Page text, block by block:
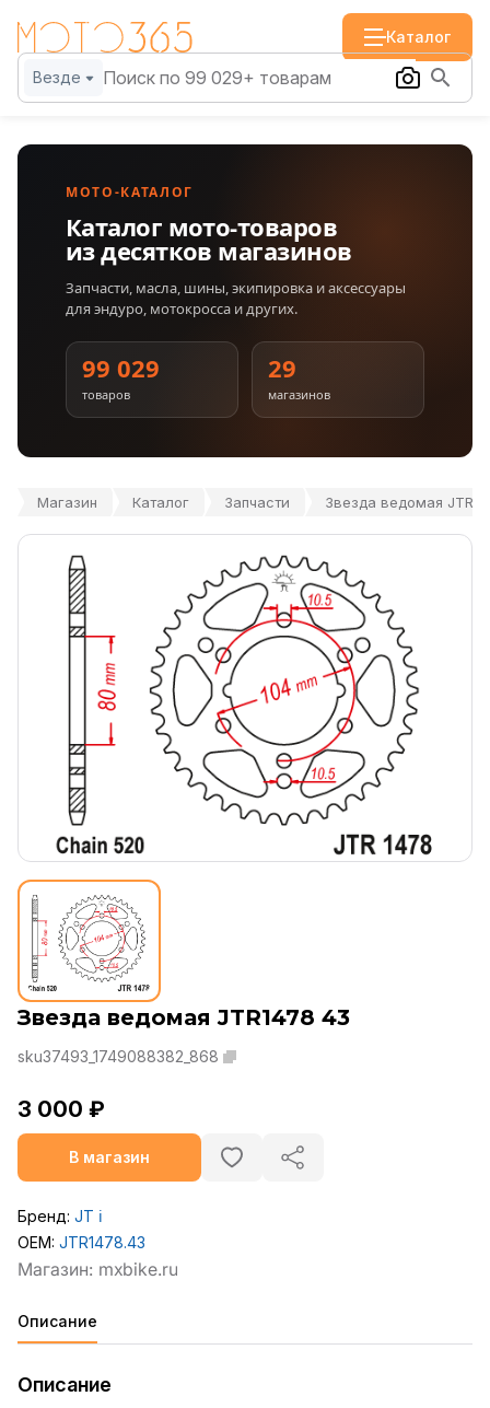
Каталог
Везде
МОТО-КАТАЛОГ
Каталог мото-товаров
из десятков магазинов
Запчасти, масла, шины, экипировка и аксессуары
для эндуро, мотокросса и других.
99 029
товаров
29
магазинов
Магазин Каталог Запчасти Звезда ведомая
Звезда ведомая JTR1478 43
sku37493_1749088382_868
3 000 ₽
В магазин
Бренд: JT ℹ️
OEM: JTR1478.43
Описание
Описание